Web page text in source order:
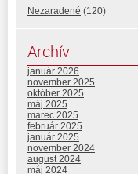
Nezaradené (120)
Archív
január 2026
november 2025
október 2025
máj 2025
marec 2025
február 2025
január 2025
november 2024
august 2024
máj 2024